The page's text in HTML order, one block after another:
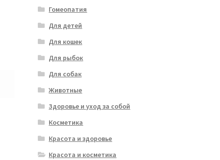
Гомеопатия
Для детей
Для кошек
Для рыбок
Для собак
Животные
Здоровье и уход за собой
Косметика
Красота и здоровье
Красота и косметика